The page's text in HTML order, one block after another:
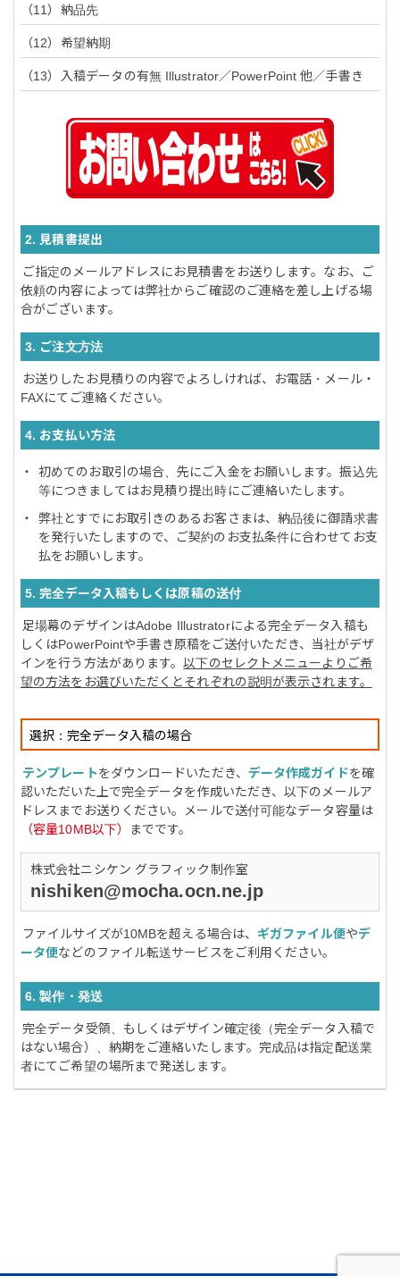
納品先
希望納期
入稿データの有無 Illustrator／PowerPoint 他／手書き
2. 見積書提出
ご指定のメールアドレスにお見積書をお送りします。なお、ご
依頼の内容によっては弊社からご確認のご連絡を差し上げる場
合がございます。
3. ご注文方法
お送りしたお見積りの内容でよろしければ、お電話・メール・
FAXにてご連絡ください。
4. お支払い方法
初めてのお取引の場合、先にご入金をお願いします。振込先
等につきましてはお見積り提出時にご連絡いたします。
弊社とすでにお取引きのあるお客さまは、納品後に御請求書
を発行いたしますので、ご契約のお支払条件に合わせてお支
払をお願いします。
5. 完全データ入稿もしくは原稿の送付
足場幕のデザインはAdobe Illustratorによる完全データ入稿も
しくはPowerPointや手書き原稿をご送付いただき、当社がデザ
インを行う方法があります。以下のセレクトメニューよりご希
望の方法をお選びいただくとそれぞれの説明が表示されます。
テンプレートをダウンロードいただき、 データ作成ガイドを確
認いただいた上で完全データを作成いただき、以下のメールア
ドレスまでお送りください。メールで送付可能なデータ容量は
（容量10MB以下）
までです。
株式会社ニシケン グラフィック制作室
nishiken@mocha.ocn.ne.jp
ファイルサイズが10MBを超える場合は、 ギガファイル便やデ
ータ便などのファイル転送サービスをご利用ください。
6. 製作・発送
完全データ受領、もしくはデザイン確定後（完全データ入稿で
はない場合）、納期をご連絡いたします。完成品は指定配送業
者にてご希望の場所まで発送します。